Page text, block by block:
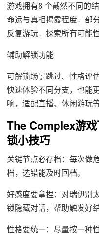
游戏拥有8 个截然不同的
命运与真相揭露程度，部
反复游玩，探索所有可能性
辅助解锁功能
可解锁场景跳过、性格评
快速体验不同分支，也能
响，适配直播、休闲游玩
The Complex游戏
锁小技巧
关键节点必存档：每次做
档，选错能及时回档。
好感度要拿捏：对瑞伊别
锁隐藏对话，帮助触发好结
性格要统一：尽量按一种